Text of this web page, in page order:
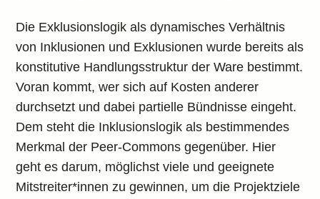
Die Exklusionslogik als dynamisches Verhältnis
von Inklusionen und Exklusionen wurde bereits als
konstitutive Handlungsstruktur der Ware bestimmt.
Voran kommt, wer sich auf Kosten anderer
durchsetzt und dabei partielle Bündnisse eingeht.
Dem steht die Inklusionslogik als bestimmendes
Merkmal der Peer-Commons gegenüber. Hier
geht es darum, möglichst viele und geeignete
Mitstreiter*innen zu gewinnen, um die Projektziele